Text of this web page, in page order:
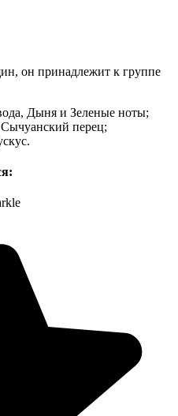
он принадлежит к группе
Дыня и Зеленые ноты;
перец;